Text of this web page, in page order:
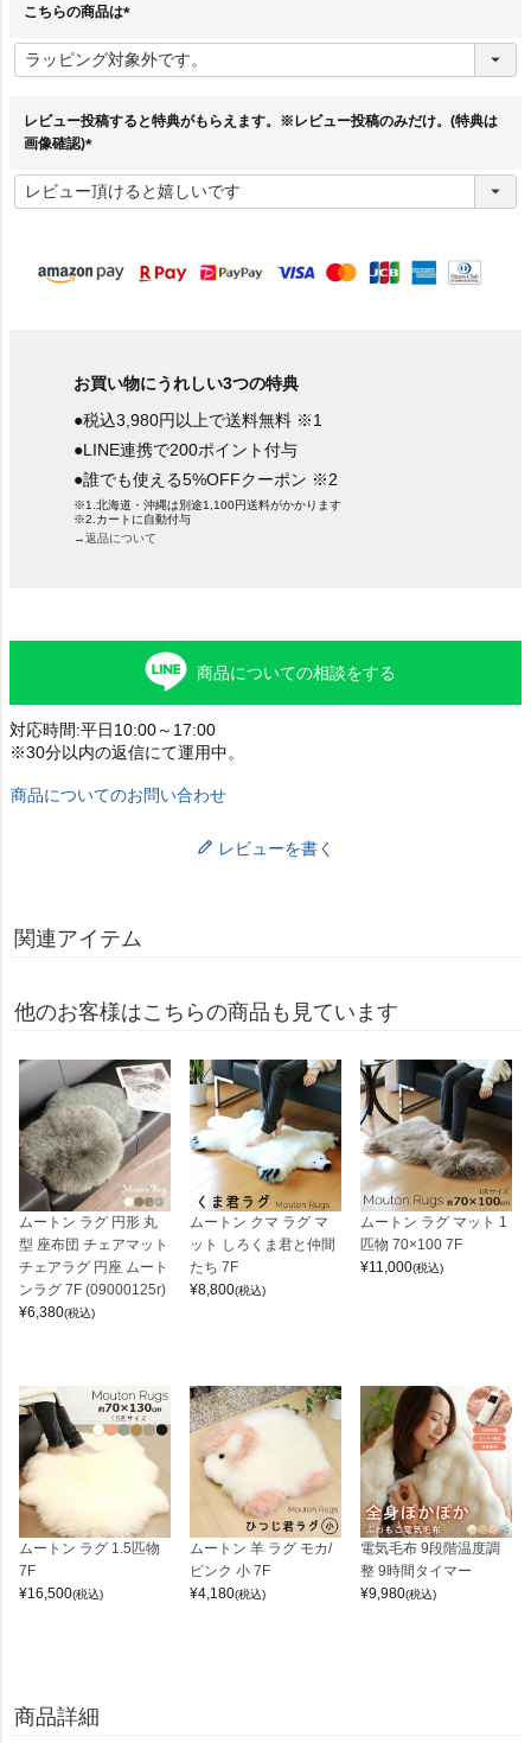
こちらの商品は
必
須
レビュー投稿すると特典がもらえます。※レビュー投稿のみだけ。(特典は
画像確認)
必
須
お買い物にうれしい3つの特典
●税込3,980円以上で送料無料 ※1
●LINE連携で200ポイント付与
●誰でも使える5%OFFクーポン ※2
※1.北海道・沖縄は別途1,100円送料がかかります
※2.カートに自動付与
→返品について
商品についての相談をする
対応時間:平日10:00～17:00
※30分以内の返信にて運用中。
商品についてのお問い合わせ
レビューを書く
関連アイテム
他のお客様はこちらの商品も見ています
ムートン ラグ 円形 丸
型 座布団 チェアマット
チェアラグ 円座 ムート
ンラグ 7F (09000125r)
¥6,380(税込)
ムートン クマ ラグ マ
ット しろくま君と仲間
たち 7F
¥8,800(税込)
ムートン ラグ マット 1
匹物 70×100 7F
¥11,000(税込)
ムートン ラグ 1.5匹物
7F
¥16,500(税込)
ムートン 羊 ラグ モカ/
ピンク 小 7F
¥4,180(税込)
電気毛布 9段階温度調
整 9時間タイマー
¥9,980(税込)
商品詳細